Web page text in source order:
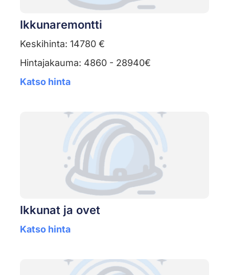
Ikkunaremontti
Keskihinta: 14780 €
Hintajakauma: 4860 - 28940€
Katso hinta
Ikkunat ja ovet
Katso hinta